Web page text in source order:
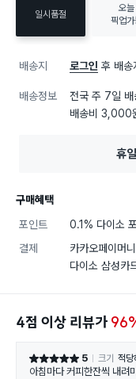
일시품절
오늘
픽업
배송지 로그인 후 배송
배송정보 전국 주 7일 배
배송비 3,000
휴
구매혜택
포인트
0.1% 다이소
결제
카카오페이머
다이소 삼성카
4점 이상 리뷰가
별점 5점 5 크기 적당
아침마다 커피한잔씩 내려